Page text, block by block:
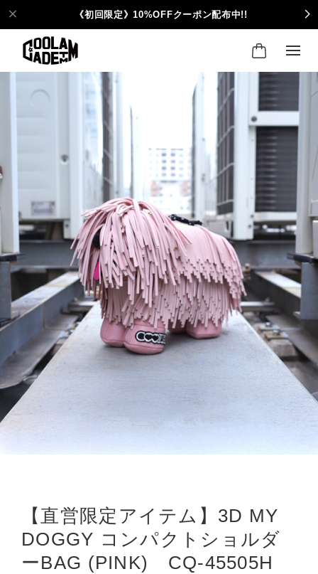
《初回限定》10%OFFクーポン配布中!!
【直営限定アイテム】3D MY
DOGGY コンパクトショルダ
ーBAG (PINK) CQ-45505H